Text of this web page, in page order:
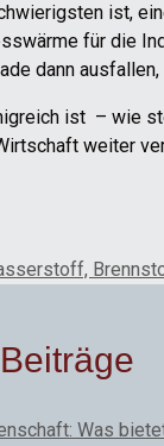
ist,
für die
dann
ist – wie
weiter
Was